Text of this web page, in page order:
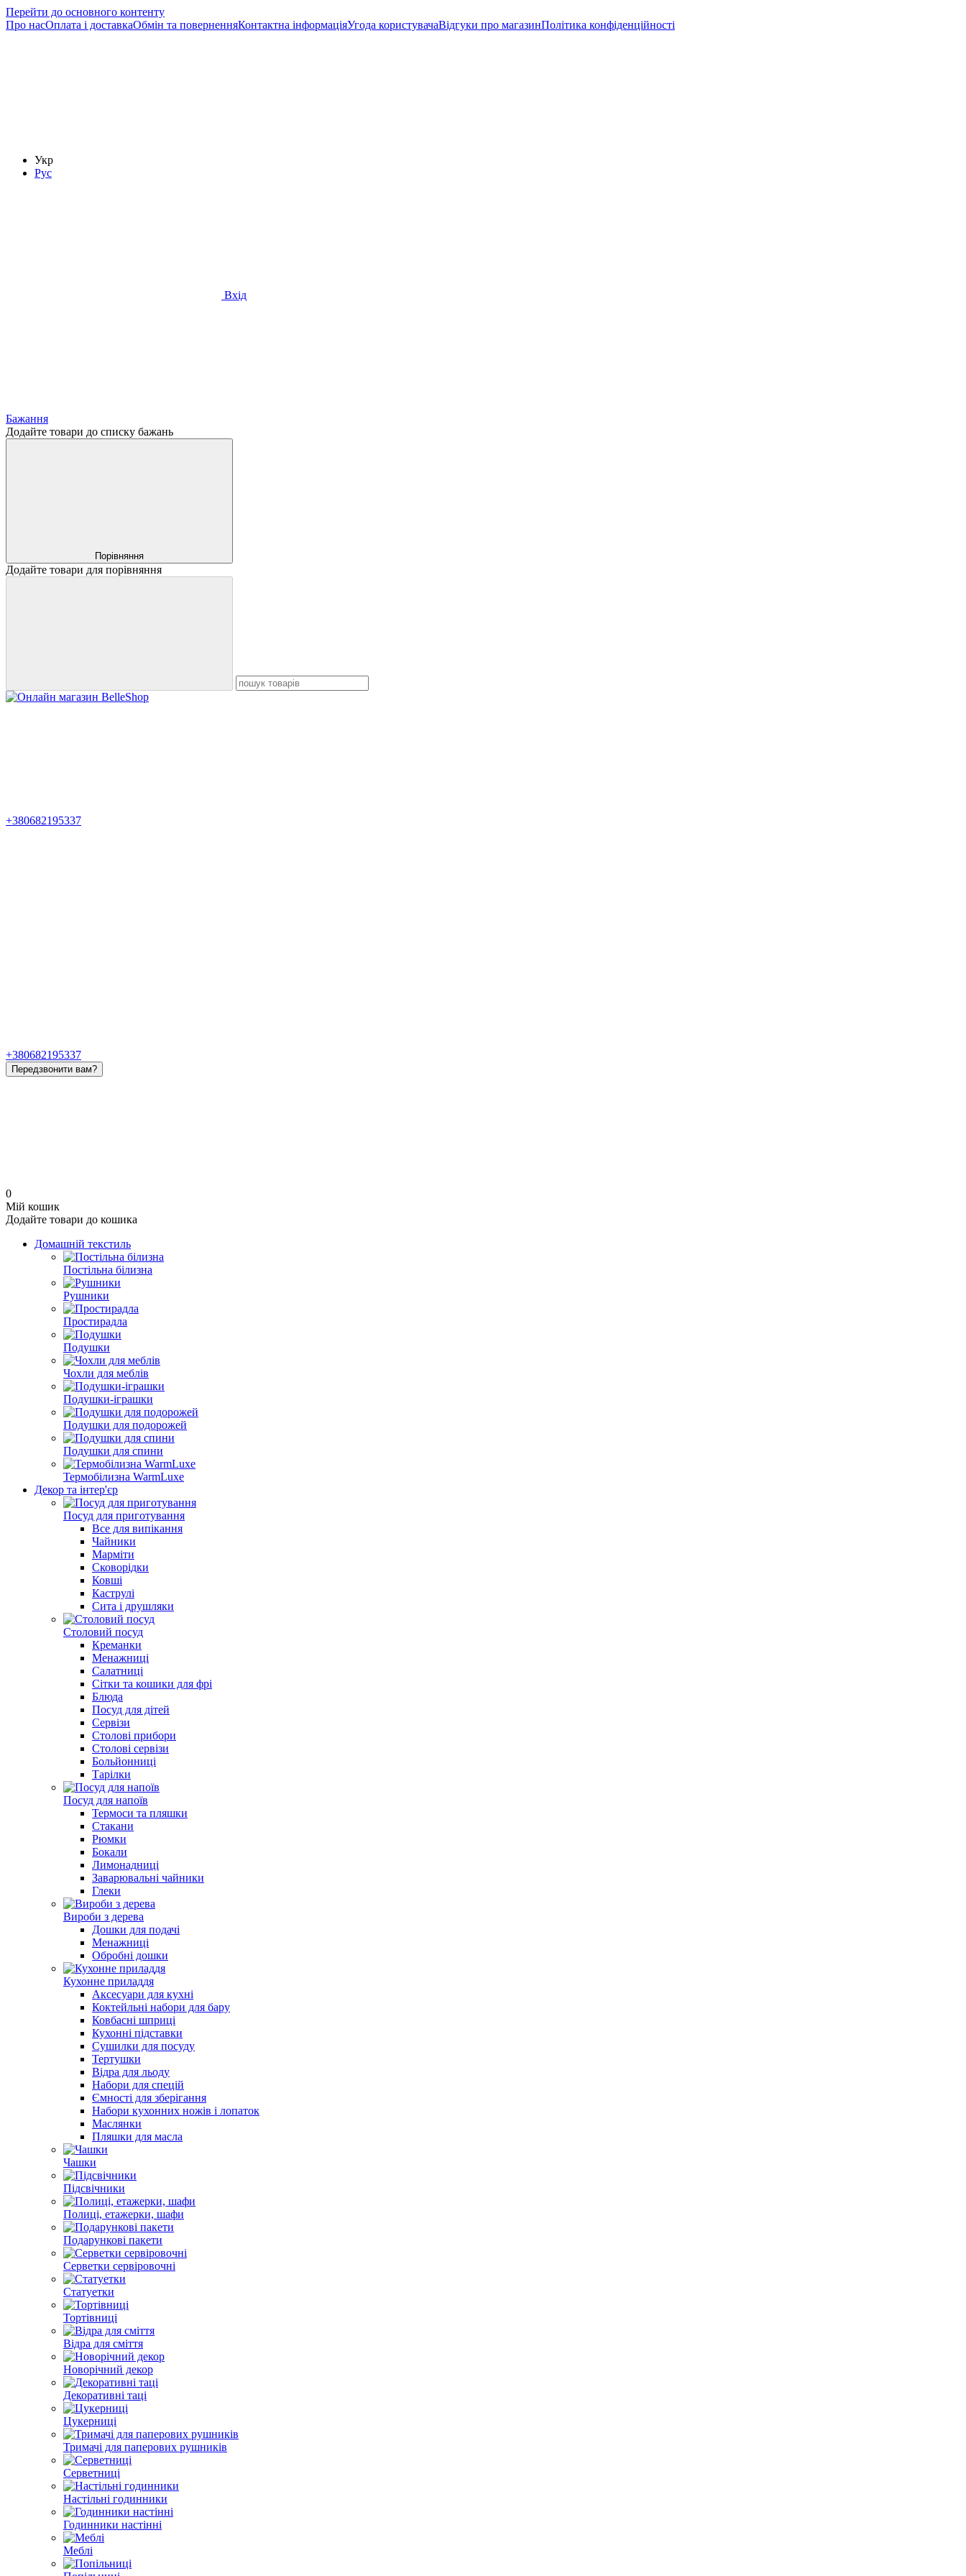
Перейти до основного контенту
Про насОплата і доставкаОбмін та поверненняКонтактна інформаціяУгода користувачаВідгуки про магазинПолітика конфіденційності
Укр
Рус
Вхід
Бажання
Додайте товари до списку бажань
Порівняння
Додайте товари для порівняння
+380682195337
+380682195337
Передзвонити вам?
0
Мій кошик
Додайте товари до кошика
Домашній текстиль
Постільна білизна
Рушники
Простирадла
Подушки
Чохли для меблів
Подушки-іграшки
Подушки для подорожей
Подушки для спини
Термобілизна WarmLuxe
Декор та інтер'єр
Посуд для приготування
Все для випікання
Чайники
Марміти
Сковорідки
Ковші
Каструлі
Сита і друшляки
Столовий посуд
Креманки
Менажниці
Салатниці
Сітки та кошики для фрі
Блюда
Посуд для дітей
Сервізи
Столові прибори
Столові сервізи
Больйонниці
Тарілки
Посуд для напоїв
Термоси та пляшки
Стакани
Рюмки
Бокали
Лимонадниці
Заварювальні чайники
Глеки
Вироби з дерева
Дошки для подачі
Менажниці
Обробні дошки
Кухонне приладдя
Аксесуари для кухні
Коктейльні набори для бару
Ковбасні шприці
Кухонні підставки
Сушилки для посуду
Тертушки
Відра для льоду
Набори для спецій
Ємності для зберігання
Набори кухонних ножів і лопаток
Маслянки
Пляшки для масла
Чашки
Підсвічники
Полиці, етажерки, шафи
Подарункові пакети
Серветки сервіровочні
Статуетки
Тортівниці
Відра для сміття
Новорічний декор
Декоративні таці
Цукерниці
Тримачі для паперових рушників
Серветниці
Настільні годинники
Годинники настінні
Меблі